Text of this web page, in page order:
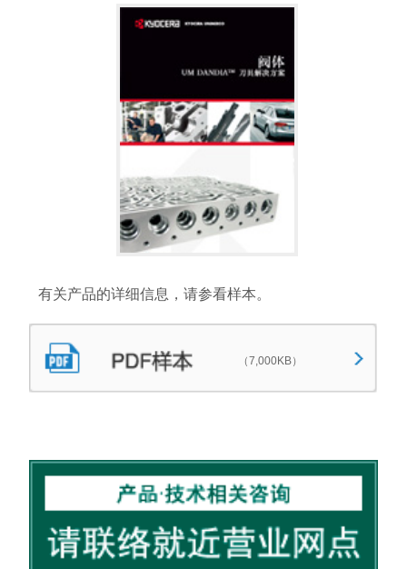
有关产品的详细信息，请参看样本。
（7,000KB）